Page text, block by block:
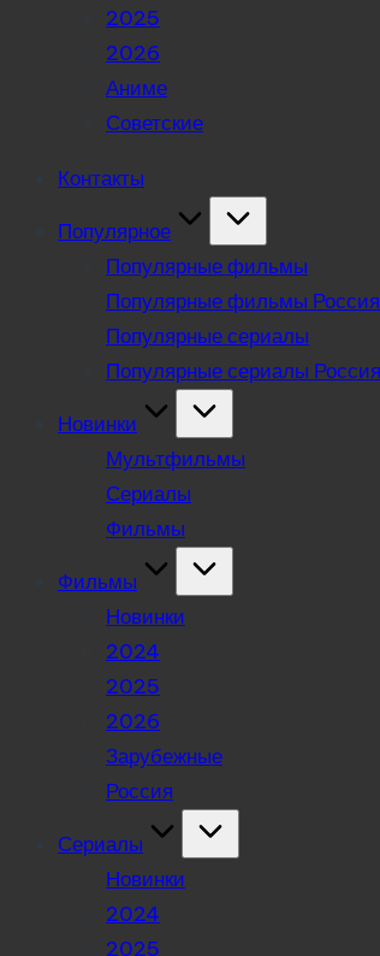
2025
2026
Аниме
Советские
Контакты
Популярное
Популярные фильмы
Популярные фильмы Россия
Популярные сериалы
Популярные сериалы Россия
Новинки
Мультфильмы
Сериалы
Фильмы
Фильмы
Новинки
2024
2025
2026
Зарубежные
Россия
Сериалы
Новинки
2024
2025